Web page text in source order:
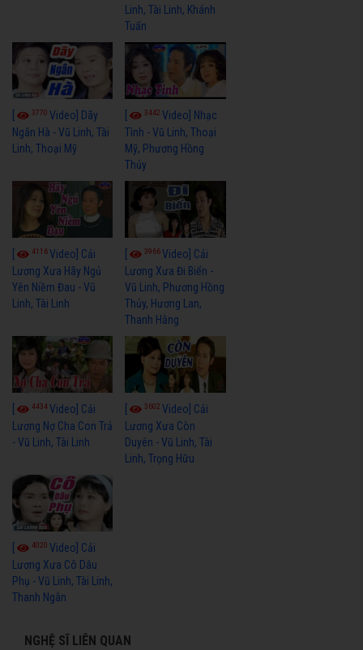
Linh, Tài Linh, Khánh
Tuấn
3770 Video] Dãy
Ngân Hà - Vũ Linh, Tài
Linh, Thoại Mỹ
3442Video] Nhạc
Tình - Vũ Linh, Thoại
Mỹ, Phương Hồng
Thủy
4116Video] Cải
Lương Xưa Hãy Ngủ
Yên Niềm Đau - Vũ
Linh, Tài Linh
3966Video] Cải
Lương Xưa Đi Biển -
Vũ Linh, Phương Hồng
Thủy, Hương Lan,
Thanh Hằng
4434Video] Cải
Lương Nợ Cha Con Trả
- Vũ Linh, Tài Linh
3602Video] Cải
Lương Xưa Còn
Duyên - Vũ Linh, Tài
Linh, Trọng Hữu
[ 4020 Video] Cải
Lương Xưa Cô Dâu
Phụ - Vũ Linh, Tài Linh,
Thanh Ngân
NGHỆ SĨ LIÊN QUAN